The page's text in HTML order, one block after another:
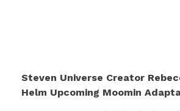
Steven Universe Creator
Helm Upcoming Moomin